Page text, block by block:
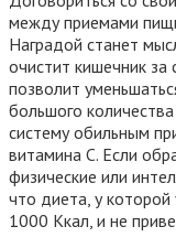
между приемами
Наградой станет
очистит кишечник за
позволит
большого
систему обильным
витамина C. Если
физические или
что диета, у
1000 Ккал, и не